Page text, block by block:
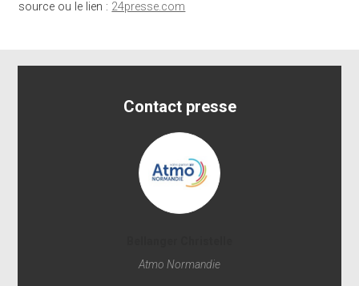
source ou le lien : 24presse.com
Contact presse
Atmo Normandie